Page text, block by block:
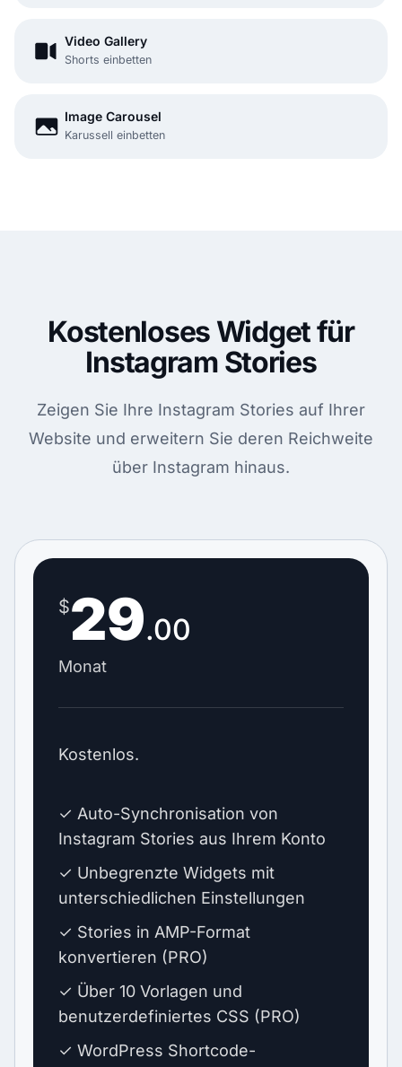
Video Gallery
Shorts einbetten
Image Carousel
Karussell einbetten
Kostenloses Widget für
Instagram Stories
Zeigen Sie Ihre Instagram Stories auf Ihrer
Website und erweitern Sie deren Reichweite
über Instagram hinaus.
$29.00
Monat
Kostenlos.
✓ Auto-Synchronisation von
Instagram Stories aus Ihrem Konto
✓ Unbegrenzte Widgets mit
unterschiedlichen Einstellungen
✓ Stories in AMP-Format
konvertieren (PRO)
✓ Über 10 Vorlagen und
benutzerdefiniertes CSS (PRO)
✓ WordPress Shortcode-